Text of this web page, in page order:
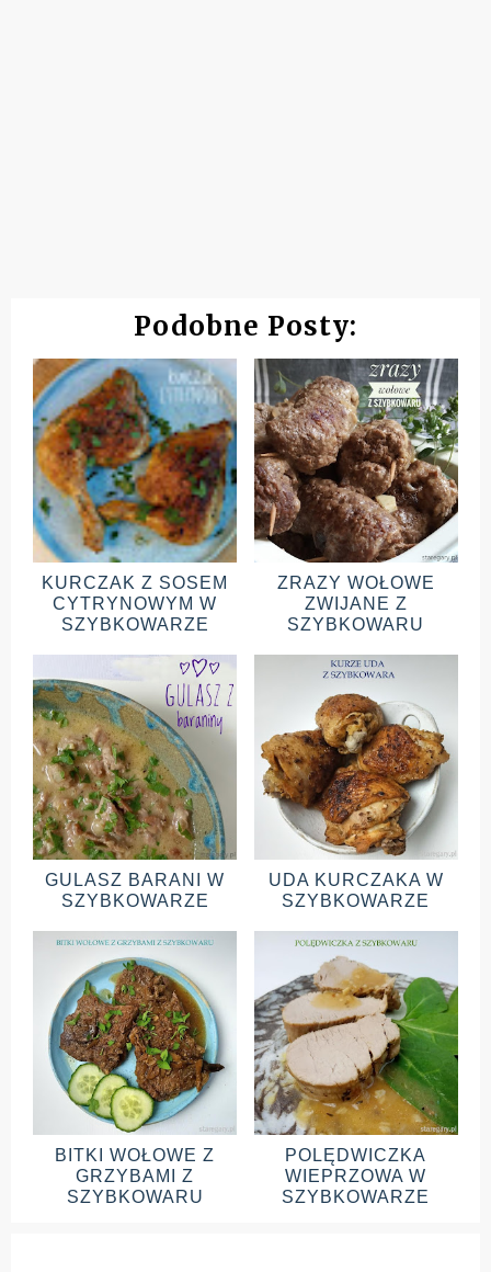
Podobne Posty:
KURCZAK Z SOSEM
CYTRYNOWYM W
SZYBKOWARZE
ZRAZY WOŁOWE
ZWIJANE Z
SZYBKOWARU
GULASZ BARANI W
SZYBKOWARZE
UDA KURCZAKA W
SZYBKOWARZE
BITKI WOŁOWE Z
GRZYBAMI Z
SZYBKOWARU
POLĘDWICZKA
WIEPRZOWA W
SZYBKOWARZE